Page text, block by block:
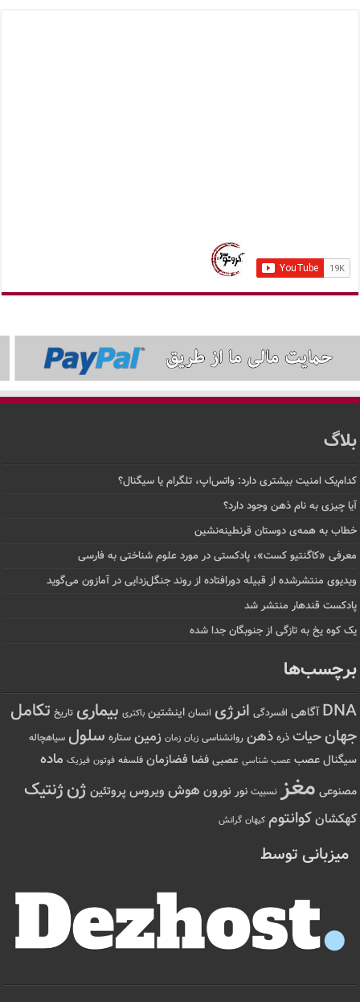
امنیت بیشتری دارد: واتس‌اپ، تلگرام یا سیگنال؟
چیزی به نام ذهن وجود دارد؟
به همه‌ی دوستان قرنطینه‌نشین
«کاگنتیو کست»، پادکستی در مورد علوم شناختی به فارسی
منتشرشده از قبیله دورافتاده‌ از روند جنگل‌زدایی در آمازون می‌گوید
قندهار منتشر شد
کوه یخ به تازگی از جنوبگان جدا شده
آگاهی افسردگی انرژی انسان اینشتین باکتری بیماری تاریخ تکامل
حیات ذره ذهن روانشناسی زبان زمان زمین ستاره سلول سیاهچاله
عصب عصب شناسی عصبی فضافضازمان فلسفه فوتون فیزیک ماده
مغز نسبیت نورنورونهوش ویروسپروتئینژنژنتیک
کوانتوم کیهان گرانش
میزبانی توسط